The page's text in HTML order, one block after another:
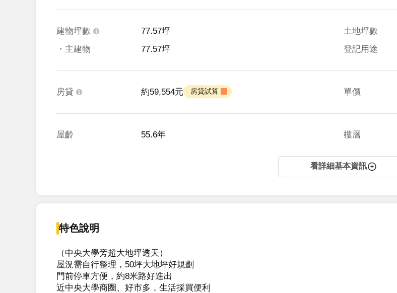
建物坪數
77.57坪
・主建物
77.57坪
土地坪數
登記用途
房貸 約59,554元 房貸試算 單價
屋齡 55.6年 樓層
看詳細基本資訊
特色說明
（中央大學旁超大地坪透天）
屋況需自行整理，50坪大地坪好規劃
門前停車方便，約8米路好進出
近中央大學商圈、好市多，生活採買便利